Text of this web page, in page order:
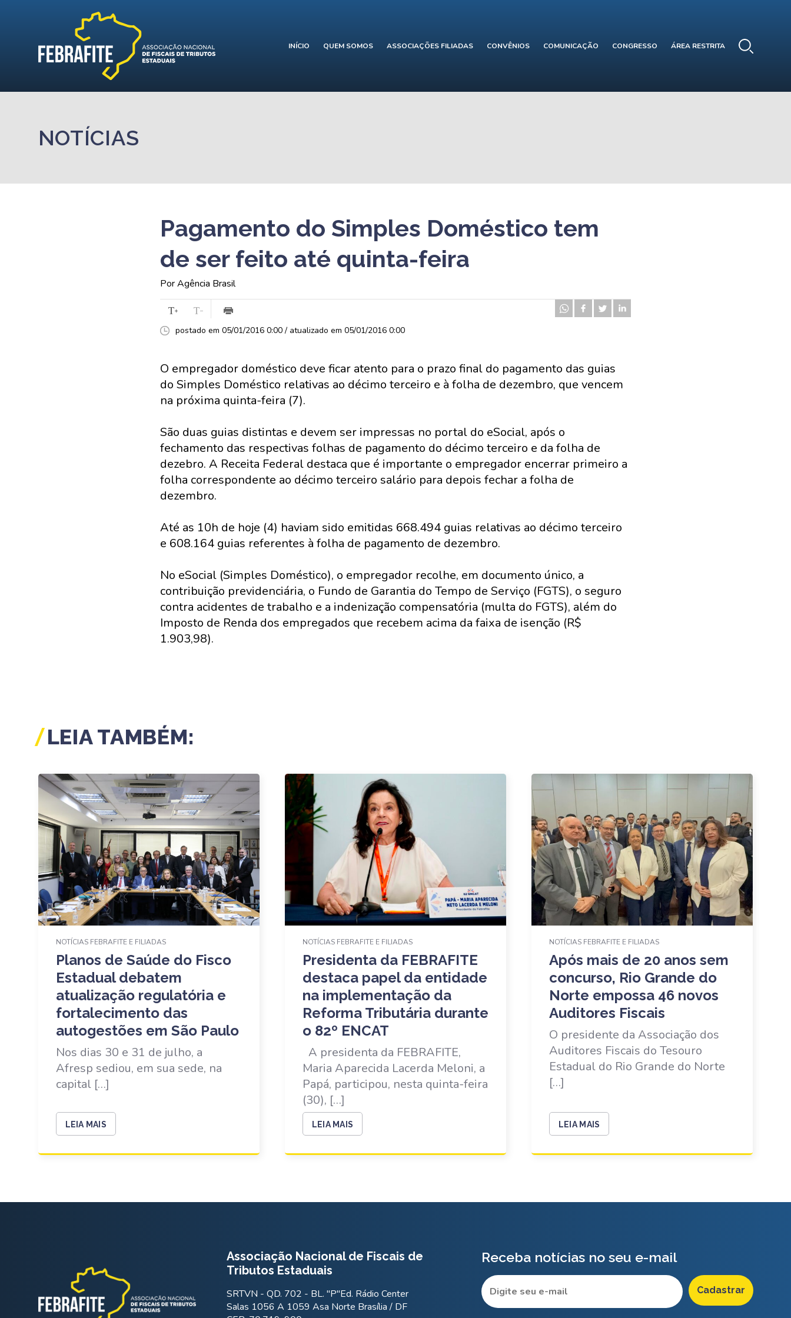
INÍCIO QUEM SOMOS ASSOCIAÇÕES FILIADAS CONVÊNIOS COMUNICAÇÃO CONGRESSO ÁREA RESTRITA
NOTÍCIAS
Pagamento do Simples Doméstico tem
de ser feito até quinta-feira
Por Agência Brasil
postado em 05/01/2016 0:00 / atualizado em 05/01/2016 0:00
O empregador doméstico deve ficar atento para o prazo final do pagamento das guias
do Simples Doméstico relativas ao décimo terceiro e à folha de dezembro, que vencem
na próxima quinta-feira (7).
São duas guias distintas e devem ser impressas no portal do eSocial, após o
fechamento das respectivas folhas de pagamento do décimo terceiro e da folha de
dezebro. A Receita Federal destaca que é importante o empregador encerrar primeiro a
folha correspondente ao décimo terceiro salário para depois fechar a folha de
dezembro.
Até as 10h de hoje (4) haviam sido emitidas 668.494 guias relativas ao décimo terceiro
e 608.164 guias referentes à folha de pagamento de dezembro.
No eSocial (Simples Doméstico), o empregador recolhe, em documento único, a
contribuição previdenciária, o Fundo de Garantia do Tempo de Serviço (FGTS), o seguro
contra acidentes de trabalho e a indenização compensatória (multa do FGTS), além do
Imposto de Renda dos empregados que recebem acima da faixa de isenção (R$
1.903,98).
LEIA TAMBÉM:
NOTÍCIAS FEBRAFITE E FILIADAS
Planos de Saúde do Fisco
Estadual debatem
atualização regulatória e
fortalecimento das
autogestões em São Paulo
Nos dias 30 e 31 de julho, a
Afresp sediou, em sua sede, na
capital […]
LEIA MAIS
NOTÍCIAS FEBRAFITE E FILIADAS
Presidenta da FEBRAFITE
destaca papel da entidade
na implementação da
Reforma Tributária durante
o 82º ENCAT
A presidenta da FEBRAFITE,
Maria Aparecida Lacerda Meloni, a
Papá, participou, nesta quinta-feira
(30), […]
LEIA MAIS
NOTÍCIAS FEBRAFITE E FILIADAS
Após mais de 20 anos sem
concurso, Rio Grande do
Norte empossa 46 novos
Auditores Fiscais
O presidente da Associação dos
Auditores Fiscais do Tesouro
Estadual do Rio Grande do Norte
[…]
LEIA MAIS
Associação Nacional de Fiscais de
Tributos Estaduais
SRTVN - QD. 702 - BL. "P"Ed. Rádio Center
Salas 1056 A 1059 Asa Norte Brasília / DF
Receba notícias no seu e-mail